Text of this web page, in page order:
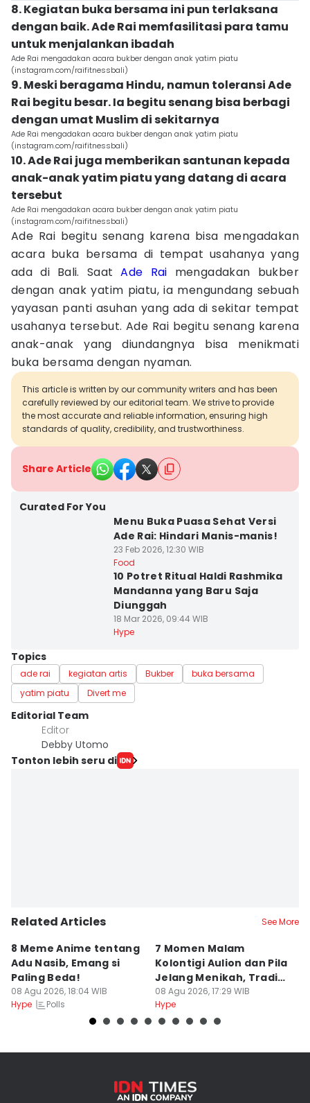
8. Kegiatan buka bersama ini pun terlaksana
dengan baik. Ade Rai memfasilitasi para tamu
untuk menjalankan ibadah
Ade Rai mengadakan acara bukber dengan anak yatim piatu
(instagram.com/raifitnessbali)
9. Meski beragama Hindu, namun toleransi Ade
Rai begitu besar. Ia begitu senang bisa berbagi
dengan umat Muslim di sekitarnya
Ade Rai mengadakan acara bukber dengan anak yatim piatu
(instagram.com/raifitnessbali)
10. Ade Rai juga memberikan santunan kepada
anak-anak yatim piatu yang datang di acara
tersebut
Ade Rai mengadakan acara bukber dengan anak yatim piatu
(instagram.com/raifitnessbali)
Ade Rai begitu senang karena bisa mengadakan
acara buka bersama di tempat usahanya yang
ada di Bali. SaatAde Rai mengadakan bukber
dengan anak yatim piatu, ia mengundang sebuah
yayasan panti asuhan yang ada di sekitar tempat
usahanya tersebut. Ade Rai begitu senang karena
anak-anak yang diundangnya bisa menikmati
buka bersama dengan nyaman.
This article is written by our community writers and has been
carefully reviewed by our editorial team. We strive to provide
the most accurate and reliable information, ensuring high
standards of quality, credibility, and trustworthiness.
Share Article
Curated For You
Menu Buka Puasa Sehat Versi
Ade Rai: Hindari Manis-manis!
23 Feb 2026, 12:30 WIB
Food
10 Potret Ritual Haldi Rashmika
Mandanna yang Baru Saja
Diunggah
18 Mar 2026, 09:44 WIB
Hype
Topics
ade rai kegiatan artis Bukber
buka bersama
yatim piatu
Divert me
Editorial Team
Editor
Debby Utomo
Tonton lebih seru di
Related Articles See More
8 Meme Anime tentang
Adu Nasib, Emang si
Paling Beda!
08 Agu 2026, 18:04 WIB
Hype
Polls
7 Momen Malam
Kolontigi Aulion dan Pila
Jelang Menikah, Tradisi
Adat Kaili
08 Agu 2026, 17:29 WIB
Hype